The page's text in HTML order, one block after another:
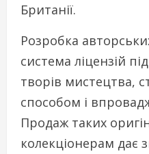
Британії.
Розробка
система ліцензій
творів мистецтва,
способом і
Продаж таких
колекціонерам дає